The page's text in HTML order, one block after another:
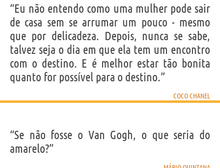
“Eu não entendo como uma mulher pode sair
de casa sem se arrumar um pouco - mesmo
que por delicadeza. Depois, nunca se sabe,
talvez seja o dia em que ela tem um encontro
com o destino. E é melhor estar tão bonita
quanto for possível para o destino.”
COCO CHANEL
“Se não fosse o Van Gogh, o que seria do
amarelo?”